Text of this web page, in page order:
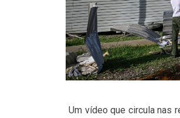
Um vídeo que circula nas